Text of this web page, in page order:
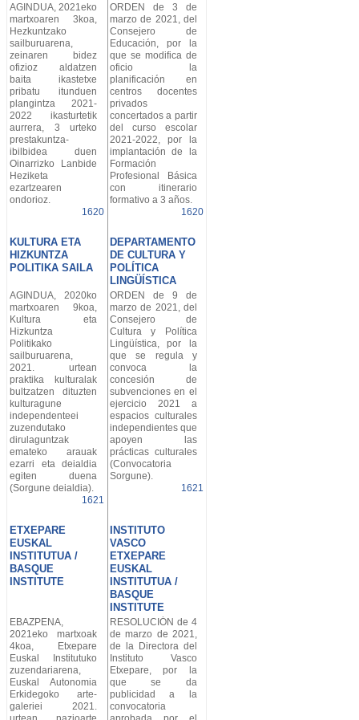
AGINDUA, 2021eko
martxoaren 3koa,
Hezkuntzako
sailburuarena,
zeinaren bidez
ofizioz aldatzen
baita ikastetxe
pribatu itunduen
plangintza 2021-
2022 ikasturtetik
aurrera, 3 urteko
prestakuntza-
ibilbidea duen
Oinarrizko Lanbide
Heziketa
ezartzearen
ondorioz.
1620
ORDEN de 3 de
marzo de 2021, del
Consejero de
Educación, por la
que se modifica de
oficio la
planificación en
centros docentes
privados
concertados a partir
del curso escolar
2021-2022, por la
implantación de la
Formación
Profesional Básica
con itinerario
formativo a 3 años.
1620
KULTURA ETA
HIZKUNTZA
POLITIKA SAILA
DEPARTAMENTO
DE CULTURA Y
POLÍTICA
LINGÜÍSTICA
AGINDUA, 2020ko
martxoaren 9koa,
Kultura eta
Hizkuntza
Politikako
sailburuarena,
2021. urtean
praktika kulturalak
bultzatzen dituzten
kulturagune
independenteei
zuzendutako
dirulaguntzak
emateko arauak
ezarri eta deialdia
egiten duena
(Sorgune deialdia).
1621
ORDEN de 9 de
marzo de 2021, del
Consejero de
Cultura y Política
Lingüística, por la
que se regula y
convoca la
concesión de
subvenciones en el
ejercicio 2021 a
espacios culturales
independientes que
apoyen las
prácticas culturales
(Convocatoria
Sorgune).
1621
ETXEPARE
EUSKAL
INSTITUTUA /
BASQUE
INSTITUTE
INSTITUTO
VASCO
ETXEPARE
EUSKAL
INSTITUTUA /
BASQUE
INSTITUTE
EBAZPENA,
2021eko martxoak
4koa, Etxepare
Euskal Institutuko
zuzendariarena,
Euskal Autonomia
Erkidegoko arte-
galeriei 2021.
RESOLUCIÓN de 4
de marzo de 2021,
de la Directora del
Instituto Vasco
Etxepare, por la
que se da
publicidad a la
convocatoria